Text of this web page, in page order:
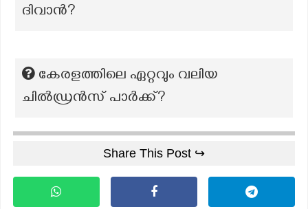
ദിവാൻ?
കേരളത്തിലെ ഏറ്റവും വലിയ
ചിൽഡ്രൻസ് പാർക്ക്?
Share This Post ↪